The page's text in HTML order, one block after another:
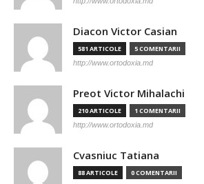
Diacon Victor Casian
581 ARTICOLE 5 COMENTARII
http://www.ortodoxia.md
Preot Victor Mihalachi
210 ARTICOLE 1 COMENTARII
http://www.ortodoxia.md
Cvasniuc Tatiana
88 ARTICOLE 0 COMENTARII